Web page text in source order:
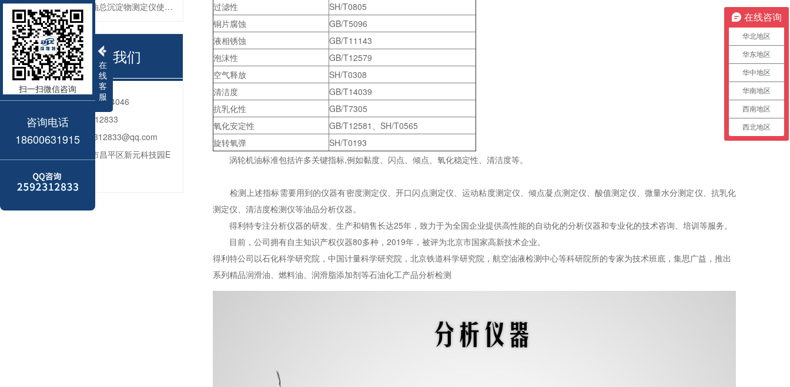
过滤性
SH/T0805
铜片腐蚀
GB/T5096
液相锈蚀
GB/T11143
泡沫性
GB/T12579
空气释放
SH/T0308
清洁度
GB/T14039
抗乳化性
GB/T7305
氧化安定性
GB/T12581、SH/T0565
旋转氧弹
SH/T0193
涡轮机油标准包括许多关键指标,例如黏度、闪点、倾点、氧化稳定性、清洁度等。
检测上述指标需要用到的仪器有密度测定仪、开口闪点测定仪、运动粘度测定仪、倾点凝点测定仪、酸值测定仪、微量水分测定仪、抗乳化
测定仪、清洁度检测仪等油品分析仪器。
得利特专注分析仪器的研发、生产和销售长达25年，致力于为全国企业提供高性能的自动化的分析仪器和专业化的技术咨询、培训等服务。
目前，公司拥有自主知识产权仪器80多种，2019年，被评为北京市国家高新技术企业。
得利特公司以石化科学研究院，中国计量科学研究院，北京铁道科学研究院，航空油液检测中心等科研院所的专家为技术班底，集思广益，推出
系列精品润滑油、燃料油、润滑脂添加剂等石油化工产品分析检测
残渣燃料油总沉淀物测定仪使用注意事项
联系我们
电话：010-80764046
QQ：
2592312833
邮箱： 2592312833@qq.com
北京市昌平区新元科技园E
座206
在
线
客
服
扫一扫微信咨询
咨询电话
18600631915
在线咨询
华北地区
华东地区
华中地区
华南地区
西南地区
西北地区